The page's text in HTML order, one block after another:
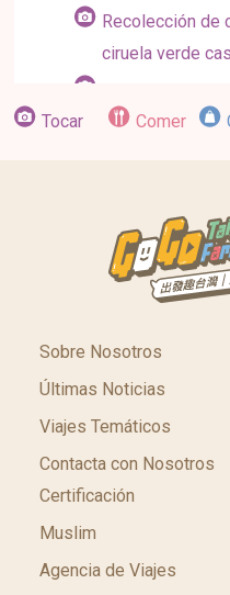
Recolección de
ciruela verde
Tocar
Comer
Sobre Nosotros
Últimas Noticias
Viajes Temáticos
Contacta con Nosotros
Certificación
Muslim
Agencia de Viajes